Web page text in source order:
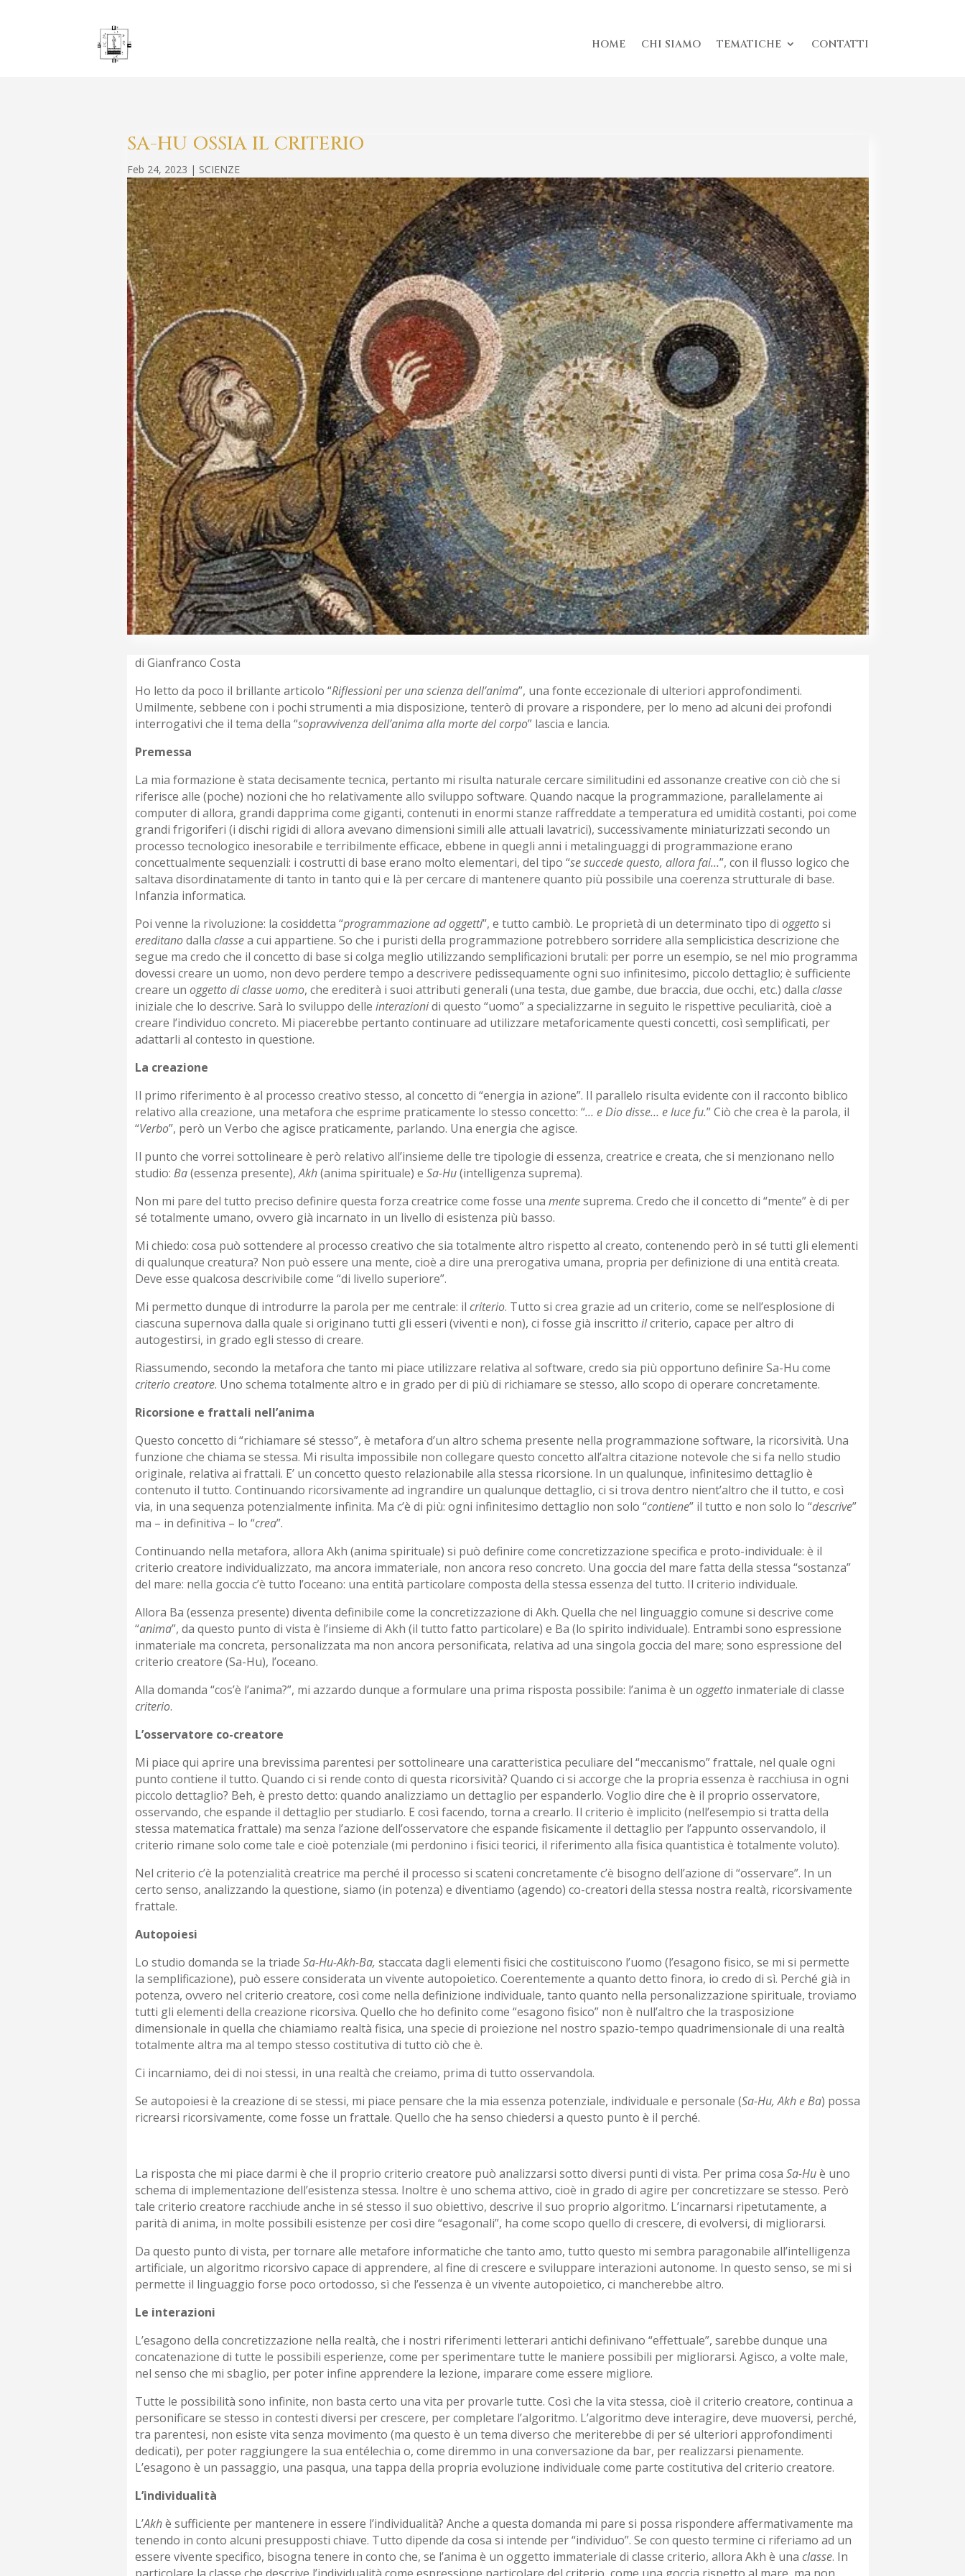
HOME CHI SIAMO TEMATICHE CONTATTI
SA-HU OSSIA IL CRITERIO
Feb 24, 2023 | SCIENZE
di Gianfranco Costa
Ho letto da poco il brillante articolo “Riflessioni per una scienza dell’anima”, una fonte eccezionale di ulteriori approfondimenti.
Umilmente, sebbene con i pochi strumenti a mia disposizione, tenterò di provare a rispondere, per lo meno ad alcuni dei profondi
interrogativi che il tema della “sopravvivenza dell’anima alla morte del corpo” lascia e lancia.
Premessa
La mia formazione è stata decisamente tecnica, pertanto mi risulta naturale cercare similitudini ed assonanze creative con ciò che si
riferisce alle (poche) nozioni che ho relativamente allo sviluppo software. Quando nacque la programmazione, parallelamente ai
computer di allora, grandi dapprima come giganti, contenuti in enormi stanze raffreddate a temperatura ed umidità costanti, poi come
grandi frigoriferi (i dischi rigidi di allora avevano dimensioni simili alle attuali lavatrici), successivamente miniaturizzati secondo un
processo tecnologico inesorabile e terribilmente efficace, ebbene in quegli anni i metalinguaggi di programmazione erano
concettualmente sequenziali: i costrutti di base erano molto elementari, del tipo “se succede questo, allora fai…”, con il flusso logico che
saltava disordinatamente di tanto in tanto qui e là per cercare di mantenere quanto più possibile una coerenza strutturale di base.
Infanzia informatica.
Poi venne la rivoluzione: la cosiddetta “programmazione ad oggetti”, e tutto cambiò. Le proprietà di un determinato tipo di oggettosi
ereditanodalla classea cui appartiene. So che i puristi della programmazione potrebbero sorridere alla semplicistica descrizione che
segue ma credo che il concetto di base si colga meglio utilizzando semplificazioni brutali: per porre un esempio, se nel mio programma
dovessi creare un uomo, non devo perdere tempo a descrivere pedissequamente ogni suo infinitesimo, piccolo dettaglio; è sufficiente
creare un oggetto di classe uomo, che erediterà i suoi attributi generali (una testa, due gambe, due braccia, due occhi, etc.) dalla classe
iniziale che lo descrive. Sarà lo sviluppo delle interazionidi questo “uomo” a specializzarne in seguito le rispettive peculiarità, cioè a
creare l’individuo concreto. Mi piacerebbe pertanto continuare ad utilizzare metaforicamente questi concetti, così semplificati, per
adattarli al contesto in questione.
La creazione
Il primo riferimento è al processo creativo stesso, al concetto di “energia in azione”. Il parallelo risulta evidente con il racconto biblico
relativo alla creazione, una metafora che esprime praticamente lo stesso concetto: “… e Dio disse… e luce fu.” Ciò che crea è la parola, il
“Verbo”, però un Verbo che agisce praticamente, parlando. Una energia che agisce.
Il punto che vorrei sottolineare è però relativo all’insieme delle tre tipologie di essenza, creatrice e creata, che si menzionano nello
studio: Ba(essenza presente),Akh(anima spirituale) e Sa-Hu(intelligenza suprema).
Non mi pare del tutto preciso definire questa forza creatrice come fosse una mentesuprema. Credo che il concetto di “mente” è di per
sé totalmente umano, ovvero già incarnato in un livello di esistenza più basso.
Mi chiedo: cosa può sottendere al processo creativo che sia totalmente altro rispetto al creato, contenendo però in sé tutti gli elementi
di qualunque creatura? Non può essere una mente, cioè a dire una prerogativa umana, propria per definizione di una entità creata.
Deve esse qualcosa descrivibile come “di livello superiore”.
Mi permetto dunque di introdurre la parola per me centrale: il criterio. Tutto si crea grazie ad un criterio, come se nell’esplosione di
ciascuna supernova dalla quale si originano tutti gli esseri (viventi e non), ci fosse già inscritto ilcriterio, capace per altro di
autogestirsi, in grado egli stesso di creare.
Riassumendo, secondo la metafora che tanto mi piace utilizzare relativa al software, credo sia più opportuno definire Sa-Hu come
criterio creatore. Uno schema totalmente altro e in grado per di più di richiamare se stesso, allo scopo di operare concretamente.
Ricorsione e frattali nell’anima
Questo concetto di “richiamare sé stesso”, è metafora d’un altro schema presente nella programmazione software, la ricorsività. Una
funzione che chiama se stessa. Mi risulta impossibile non collegare questo concetto all’altra citazione notevole che si fa nello studio
originale, relativa ai frattali. E’ un concetto questo relazionabile alla stessa ricorsione. In un qualunque, infinitesimo dettaglio è
contenuto il tutto. Continuando ricorsivamente ad ingrandire un qualunque dettaglio, ci si trova dentro nient’altro che il tutto, e così
via, in una sequenza potenzialmente infinita. Ma c’è di più: ogni infinitesimo dettaglio non solo “contiene” il tutto e non solo lo “descrive”
ma – in definitiva – lo “crea”.
Continuando nella metafora, allora Akh (anima spirituale) si può definire come concretizzazione specifica e proto-individuale: è il
criterio creatore individualizzato, ma ancora immateriale, non ancora reso concreto. Una goccia del mare fatta della stessa “sostanza”
del mare: nella goccia c’è tutto l’oceano: una entità particolare composta della stessa essenza del tutto. Il criterio individuale.
Allora Ba (essenza presente) diventa definibile come la concretizzazione di Akh. Quella che nel linguaggio comune si descrive come
“anima”, da questo punto di vista è l’insieme di Akh (il tutto fatto particolare) e Ba (lo spirito individuale). Entrambi sono espressione
inmateriale ma concreta, personalizzata ma non ancora personificata, relativa ad una singola goccia del mare; sono espressione del
criterio creatore (Sa-Hu), l’oceano.
Alla domanda “cos’è l’anima?”, mi azzardo dunque a formulare una prima risposta possibile: l’anima è un oggettoinmateriale di classe
criterio.
L’osservatore co-creatore
Mi piace qui aprire una brevissima parentesi per sottolineare una caratteristica peculiare del “meccanismo” frattale, nel quale ogni
punto contiene il tutto. Quando ci si rende conto di questa ricorsività? Quando ci si accorge che la propria essenza è racchiusa in ogni
piccolo dettaglio? Beh, è presto detto: quando analizziamo un dettaglio per espanderlo. Voglio dire che è il proprio osservatore,
osservando, che espande il dettaglio per studiarlo. E così facendo, torna a crearlo. Il criterio è implicito (nell’esempio si tratta della
stessa matematica frattale) ma senza l’azione dell’osservatore che espande fisicamente il dettaglio per l’appunto osservandolo, il
criterio rimane solo come tale e cioè potenziale (mi perdonino i fisici teorici, il riferimento alla fisica quantistica è totalmente voluto).
Nel criterio c’è la potenzialità creatrice ma perché il processo si scateni concretamente c’è bisogno dell’azione di “osservare”. In un
certo senso, analizzando la questione, siamo (in potenza) e diventiamo (agendo) co-creatori della stessa nostra realtà, ricorsivamente
frattale.
Autopoiesi
Lo studio domanda se la triade Sa-Hu-Akh-Ba, staccata dagli elementi fisici che costituiscono l’uomo (l’esagono fisico, se mi si permette
la semplificazione), può essere considerata un vivente autopoietico. Coerentemente a quanto detto finora, io credo di sì. Perché già in
potenza, ovvero nel criterio creatore, così come nella definizione individuale, tanto quanto nella personalizzazione spirituale, troviamo
tutti gli elementi della creazione ricorsiva. Quello che ho definito come “esagono fisico” non è null’altro che la trasposizione
dimensionale in quella che chiamiamo realtà fisica, una specie di proiezione nel nostro spazio-tempo quadrimensionale di una realtà
totalmente altra ma al tempo stesso costitutiva di tutto ciò che è.
Ci incarniamo, dei di noi stessi, in una realtà che creiamo, prima di tutto osservandola.
Se autopoiesi è la creazione di se stessi, mi piace pensare che la mia essenza potenziale, individuale e personale (Sa-Hu, Akh e Ba) possa
ricrearsi ricorsivamente, come fosse un frattale. Quello che ha senso chiedersi a questo punto è il perché.
La risposta che mi piace darmi è che il proprio criterio creatore può analizzarsi sotto diversi punti di vista. Per prima cosa Sa-Huè uno
schema di implementazione dell’esistenza stessa. Inoltre è uno schema attivo, cioè in grado di agire per concretizzare se stesso. Però
tale criterio creatore racchiude anche in sé stesso il suo obiettivo, descrive il suo proprio algoritmo. L’incarnarsi ripetutamente, a
parità di anima, in molte possibili esistenze per così dire “esagonali”, ha come scopo quello di crescere, di evolversi, di migliorarsi.
Da questo punto di vista, per tornare alle metafore informatiche che tanto amo, tutto questo mi sembra paragonabile all’intelligenza
artificiale, un algoritmo ricorsivo capace di apprendere, al fine di crescere e sviluppare interazioni autonome. In questo senso, se mi si
permette il linguaggio forse poco ortodosso, sì che l’essenza è un vivente autopoietico, ci mancherebbe altro.
Le interazioni
L’esagono della concretizzazione nella realtà, che i nostri riferimenti letterari antichi definivano “effettuale”, sarebbe dunque una
concatenazione di tutte le possibili esperienze, come per sperimentare tutte le maniere possibili per migliorarsi. Agisco, a volte male,
nel senso che mi sbaglio, per poter infine apprendere la lezione, imparare come essere migliore.
Tutte le possibilità sono infinite, non basta certo una vita per provarle tutte. Così che la vita stessa, cioè il criterio creatore, continua a
personificare se stesso in contesti diversi per crescere, per completare l’algoritmo. L’algoritmo deve interagire, deve muoversi, perché,
tra parentesi, non esiste vita senza movimento (ma questo è un tema diverso che meriterebbe di per sé ulteriori approfondimenti
dedicati), per poter raggiungere la sua entélechia o, come diremmo in una conversazione da bar, per realizzarsi pienamente.
L’esagono è un passaggio, una pasqua, una tappa della propria evoluzione individuale come parte costitutiva del criterio creatore.
L’individualità
L’Akhè sufficiente per mantenere in essere l’individualità? Anche a questa domanda mi pare si possa rispondere affermativamente ma
tenendo in conto alcuni presupposti chiave. Tutto dipende da cosa si intende per “individuo”. Se con questo termine ci riferiamo ad un
essere vivente specifico, bisogna tenere in conto che, se l’anima è un oggetto immateriale di classe criterio, allora Akh è una classe. In